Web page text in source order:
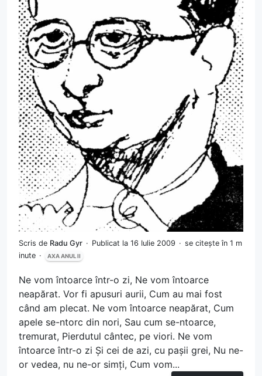
Scris de Radu Gyr Publicat la 16 Iulie 2009
se citește în 1 m
inute
AXA ANUL II
Ne vom întoarce într-o zi, Ne vom întoarce
neapărat. Vor fi apusuri aurii, Cum au mai fost
când am plecat. Ne vom întoarce neapărat, Cum
apele se-ntorc din nori, Sau cum se-ntoarce,
tremurat, Pierdutul cântec, pe viori. Ne vom
întoarce într-o zi Și cei de azi, cu pașii grei, Nu ne-
or vedea, nu ne-or simți, Cum vom...